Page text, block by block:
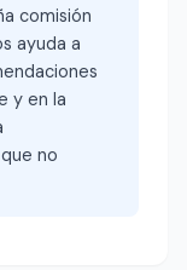
comisión
ayuda a
y en la
no